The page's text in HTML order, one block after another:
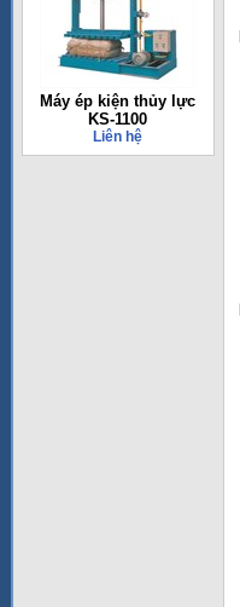
Máy ép kiện thủy lực
KS-1100
Liên hệ